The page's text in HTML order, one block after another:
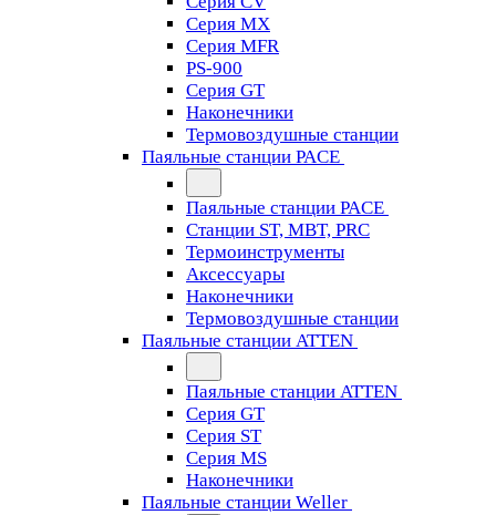
Серия MX
Серия MFR
PS-900
Серия GT
Наконечники
Термовоздушные станции
Паяльные станции PACE
Паяльные станции PACE
Станции ST, MBT, PRC
Термоинструменты
Аксессуары
Наконечники
Термовоздушные станции
Паяльные станции ATTEN
Паяльные станции ATTEN
Серия GT
Серия ST
Серия MS
Наконечники
Паяльные станции Weller